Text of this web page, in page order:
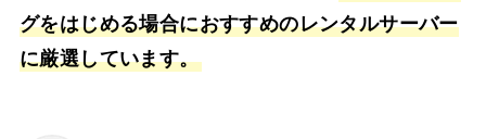
グをはじめる場合におすすめのレンタルサーバー
に厳選しています。